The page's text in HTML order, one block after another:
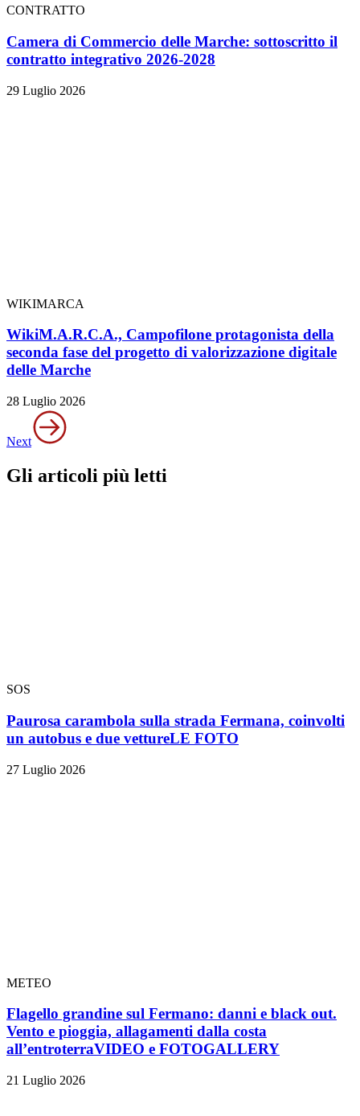
CONTRATTO
Camera di Commercio delle Marche: sottoscritto il
contratto integrativo 2026-2028
29 Luglio 2026
WIKIMARCA
WikiM.A.R.C.A., Campofilone protagonista della
seconda fase del progetto di valorizzazione digitale
delle Marche
28 Luglio 2026
Next
Gli articoli più letti
SOS
Paurosa carambola sulla strada Fermana, coinvolti
un autobus e due vettureLE FOTO
27 Luglio 2026
METEO
Flagello grandine sul Fermano: danni e black out.
Vento e pioggia, allagamenti dalla costa
all’entroterraVIDEO e FOTOGALLERY
21 Luglio 2026